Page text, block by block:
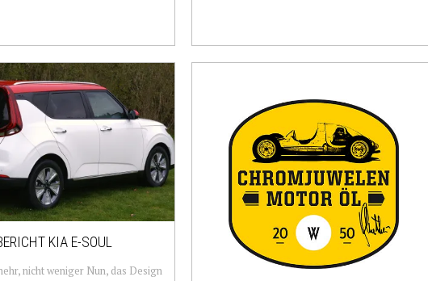
KIA E-SOUL
nicht weniger Nun, das Design